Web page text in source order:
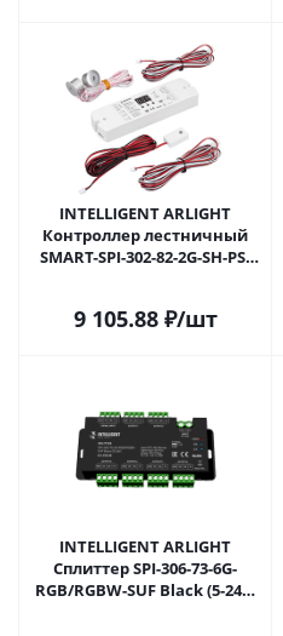
INTELLIGENT ARLIGHT
Контроллер лестничный
SMART-SPI-302-82-2G-SH-PS-
046485 в Ижевске
9 105.88₽/шт
INTELLIGENT ARLIGHT
Сплиттер SPI-306-73-6G-
RGB/RGBW-SUF Black (5-24V)